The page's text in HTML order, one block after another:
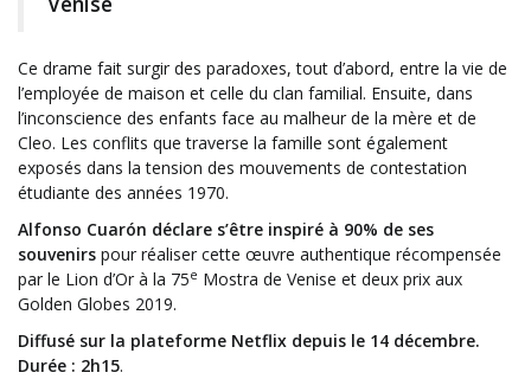
Ce drame fait surgir des paradoxes, tout d’abord, entre la vie de
l’employée de maison et celle du clan familial. Ensuite, dans
l’inconscience des enfants face au malheur de la mère et de
Cleo. Les conflits que traverse la famille sont également
exposés dans la tension des mouvements de contestation
étudiante des années 1970.
Alfonso Cuarón déclare s’être inspiré à 90% de ses
souvenirs pour réaliser cette œuvre authentique récompensée
par le Lion d’Or à la 75e Mostra de Venise et deux prix aux
Golden Globes 2019.
Diffusé sur la plateforme Netflix depuis le 14 décembre.
Durée : 2h15.